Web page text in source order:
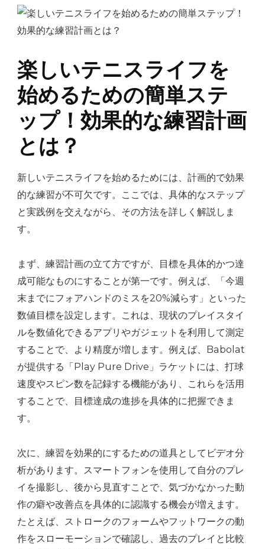
楽しいテニスライフを
始めるための簡単ステ
ップ！効果的な練習計画
とは？
新しいテニスライフを始めるためには、計画的で効果
的な練習が不可欠です。ここでは、具体的なステップ
と実践例を交えながら、その方法を詳しく解説しま
す。
まず、練習計画の立て方ですが、目標を具体的かつ達
成可能なものにすることが第一です。例えば、「今週
末までにフォアハンドのミスを20%減らす」といった
数値目標を設定します。これは、現状のプレイスタイ
ルを数値化できるアプリやガジェットを利用して測定
することで、より精度が増します。例えば、Babolat
が提供する「Play Pure Drive」ラケットには、打球
速度やスピン数を記録する機能があり、これらを活用
することで、目標達成の進捗を具体的に把握できま
す。
次に、練習を効果的にするための道具としてビデオ分
析があります。スマートフォンを使用して自分のプレ
イを撮影し、後から見直すことで、気づかなかった動
作の癖や改善点を具体的に認識する機会が増えます。
たとえば、ストロークのフォームやフットワークの動
作をスローモーションで確認し、過去のプレイと比較